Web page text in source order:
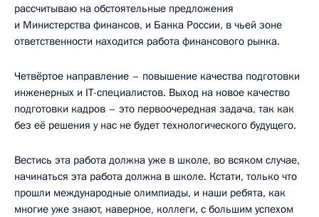
рассчитываю на обстоятельные предложения
и Министерства финансов, и Банка России, в чьей зоне
ответственности находится работа финансового рынка.
Четвёртое направление – повышение качества подготовки
инженерных и IT-специалистов. Выход на новое качество
подготовки кадров – это первоочередная задача, так как
без её решения у нас не будет технологического будущего.
Вестись эта работа должна уже в школе, во всяком случае,
начинаться эта работа должна в школе. Кстати, только что
прошли международные олимпиады, и наши ребята, как
многие уже знают, наверное, коллеги, с большим успехом